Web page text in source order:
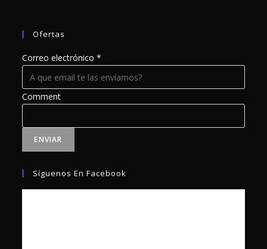
Ofertas
Correo electrónico*
Comment
ENVIAR
Síguenos En Facebook